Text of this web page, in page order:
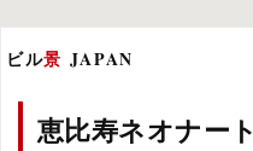
ビル景 JAPAN
恵比寿ネオナート